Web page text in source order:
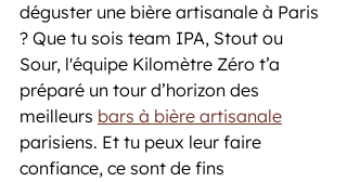
déguster une bière artisanale à Paris
? Que tu sois team IPA, Stout ou
Sour, l'équipe Kilomètre Zéro t’a
préparé un tour d’horizon des
meilleurs bars à bière artisanale
parisiens. Et tu peux leur faire
confiance, ce sont de fins